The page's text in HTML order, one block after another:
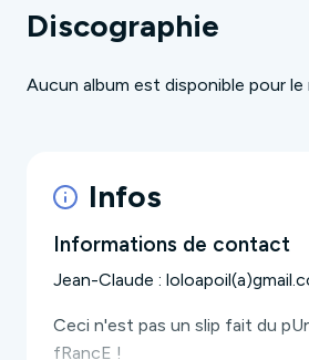
Discographie
Aucun album est disponible pour le
Infos
Informations de contact
Jean-Claude :
Ceci n'est pas un slip fait du
fRancE !